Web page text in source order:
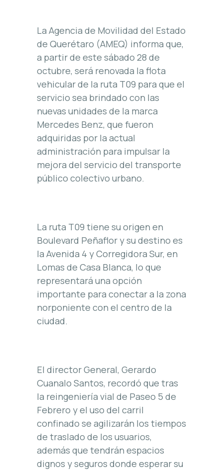
La Agencia de Movilidad del Estado
de Querétaro (AMEQ) informa que,
a partir de este sábado 28 de
octubre, será renovada la flota
vehicular de la ruta T09 para que el
servicio sea brindado con las
nuevas unidades de la marca
Mercedes Benz, que fueron
adquiridas por la actual
administración para impulsar la
mejora del servicio del transporte
público colectivo urbano.
La ruta T09 tiene su origen en
Boulevard Peñaflor y su destino es
la Avenida 4 y Corregidora Sur, en
Lomas de Casa Blanca, lo que
representará una opción
importante para conectar a la zona
norponiente con el centro de la
ciudad.
El director General, Gerardo
Cuanalo Santos, recordó que tras
la reingeniería vial de Paseo 5 de
Febrero y el uso del carril
confinado se agilizarán los tiempos
de traslado de los usuarios,
además que tendrán espacios
dignos y seguros donde esperar su